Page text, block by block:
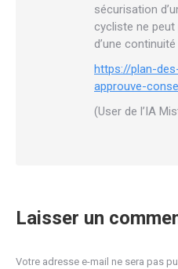
sécurisation
cycliste ne
d’une
https://plan-
approuve-
(User de l’IA
Laisser un
Votre adresse e-mail ne sera pas